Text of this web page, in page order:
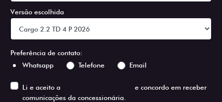
Versão escolhida
Preferência de contato:
Whatsapp
Telefone Email
Li e aceito a
e concordo em receber
comunicações da concessionária.